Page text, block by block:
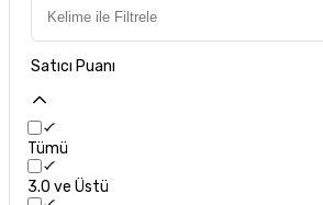
Satıcı Puanı
Tümü
3.0 ve Üstü